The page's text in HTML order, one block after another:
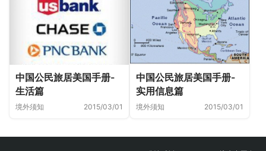
中国公民旅居美国手册-
生活篇
境外须知 2015/03/01
中国公民旅居美国手册-
实用信息篇
境外须知 2015/03/01